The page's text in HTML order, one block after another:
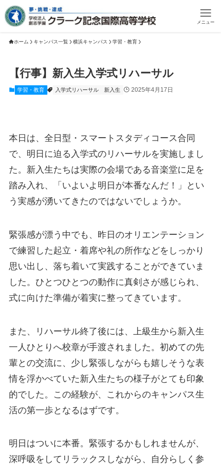
メニュー
ホーム キャンパス一覧 横浜キャンパス 学習・教育
【行事】新入生入学式リハーサル
学習・教育 入学式リハーサル 新入生 2025年4月17日
本日は、全日型・スマートスタディコース合同
で、明日に迫る入学式のリハーサルを実施しまし
た。新入生たちは実際の会場である音楽堂に足を
踏み入れ、「いよいよ明日が本番なんだ！」とい
う実感が湧いてきたのではないでしょうか。
緊張感が漂う中でも、昨日のオリエンテーション
で練習した起立・着席や礼の所作などをしっかり
思い出し、落ち着いて実践することができていま
した。ひとつひとつの動作に真剣さが感じられ、
式に向けた準備が着実に整ってきています。
また、リハーサル終了後には、上級生から新入生
一人ひとりへ校章が手渡されました。初めての先
輩との交流に、少し緊張しながらも嬉しそうな表
情を浮かべていた新入生たちの様子がとても印象
的でした。この経験が、これからのキャンパス生
活の第一歩となるはずです。
明日はついに本番。緊張するかもしれませんが、
深呼吸をしてリラックスしながら、自分らしく参